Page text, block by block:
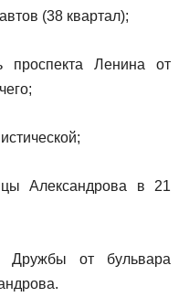
(38 квартал);
Ленина от
Александрова в 21
Дружбы от бульвара